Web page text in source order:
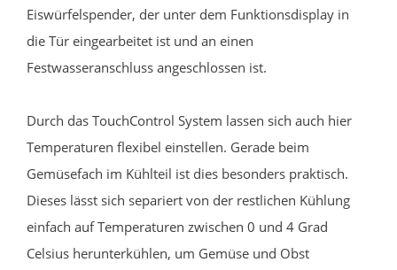
Eiswürfelspender, der unter dem Funktionsdisplay in
die Tür eingearbeitet ist und an einen
Festwasseranschluss angeschlossen ist.
Durch das TouchControl System lassen sich auch hier
Temperaturen flexibel einstellen. Gerade beim
Gemüsefach im Kühlteil ist dies besonders praktisch.
Dieses lässt sich separiert von der restlichen Kühlung
einfach auf Temperaturen zwischen 0 und 4 Grad
Celsius herunterkühlen, um Gemüse und Obst